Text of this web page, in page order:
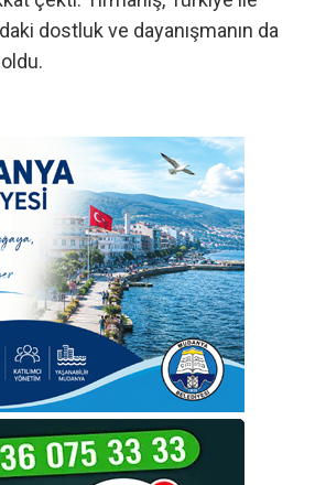
dostluk ve dayanışmanın da